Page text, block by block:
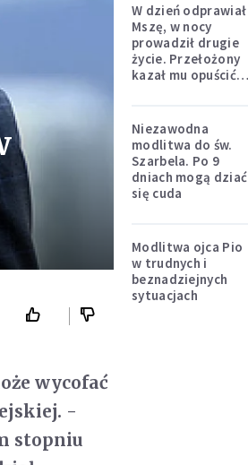
wycofać
-
stopniu
W dzień odprawiał
Mszę, w nocy
prowadził drugie
życie. Przełożony
kazał mu opuścić
Niezawodna
modlitwa do św.
Szarbela. Po 9
dniach mogą dziać
się cuda
Modlitwa ojca Pio
w trudnych i
beznadziejnych
sytuacjach